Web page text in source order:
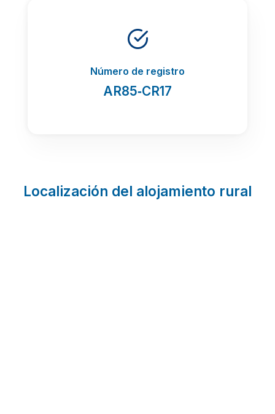
Número de registro
AR85‑CR17
Localización del alojamiento rural